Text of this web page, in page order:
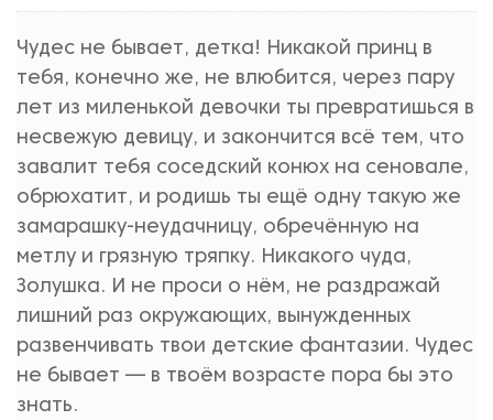
Чудес не бывает, детка! Никакой принц в
тебя, конечно же, не влюбится, через пару
лет из миленькой девочки ты превратишься в
несвежую девицу, и закончится всё тем, что
завалит тебя соседский конюх на сеновале,
обрюхатит, и родишь ты ещё одну такую же
замарашку-неудачницу, обречённую на
метлу и грязную тряпку. Никакого чуда,
Золушка. И не проси о нём, не раздражай
лишний раз окружающих, вынужденных
развенчивать твои детские фантазии. Чудес
не бывает — в твоём возрасте пора бы это
знать.